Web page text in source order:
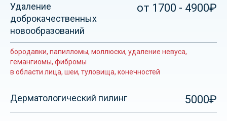
Удаление
доброкачественных
новообразований
от 1700 - 4900₽
бородавки, папилломы, моллюски, удаление невуса,
гемангиомы, фибромы
в области лица, шеи, туловища, конечностей
Дерматологический пилинг 5000₽